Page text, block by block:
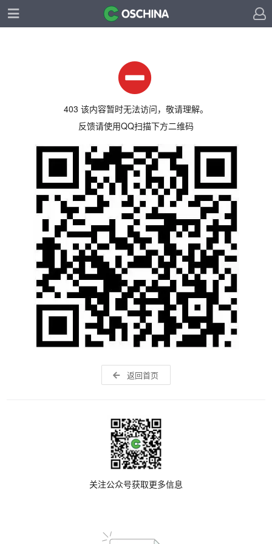
403 该内容暂时无法访问，敬请理解。
反馈请使用QQ扫描下方二维码
返回首页
关注公众号获取更多信息